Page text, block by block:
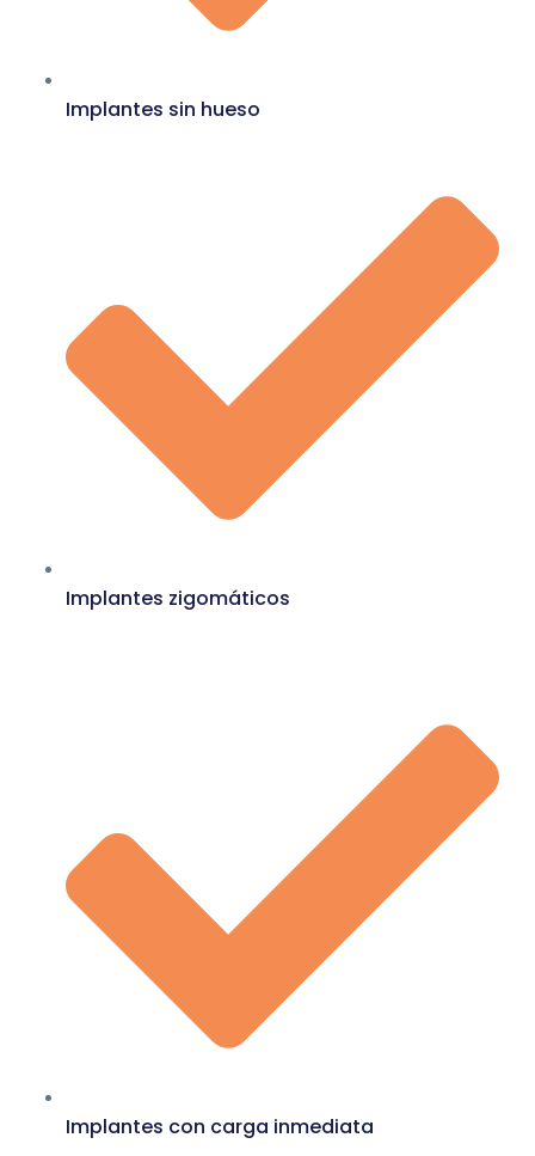
Implantes sin hueso
Implantes zigomáticos
Implantes con carga inmediata